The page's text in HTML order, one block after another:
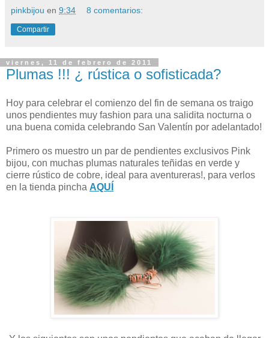
pinkbijou en 9:34 8 comentarios:
Compartir
viernes, 11 de febrero de 2011
Plumas !!! ¿ rústica o sofisticada?
Hoy para celebrar el comienzo del fin de semana os traigo
unos pendientes muy fashion para una salidita nocturna o
una buena comida celebrando San Valentín por adelantado!
Primero os muestro un par de pendientes exclusivos Pink
bijou, con muchas plumas naturales teñidas en verde y
cierre rústico de cobre, ideal para aventureras!, para verlos
en la tienda pincha AQUÍ